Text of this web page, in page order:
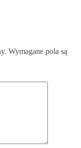
Wymagane pola są